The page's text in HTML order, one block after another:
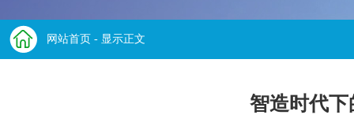
网站首页 - 显示正文
智造时代